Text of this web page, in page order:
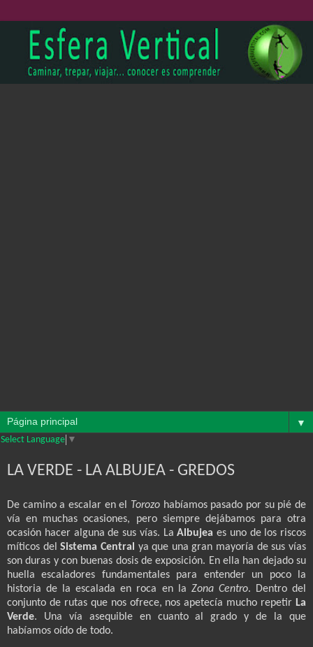
▼
Select Language ▼
LA VERDE - LA ALBUJEA - GREDOS
De camino a escalar en el Torozo habíamos pasado por su pié de
vía en muchas ocasiones, pero siempre dejábamos para otra
ocasión hacer alguna de sus vías. LaAlbujea es uno de los riscos
míticos delSistema Central
ya que una gran mayoría de sus vías
son duras y con buenas dosis de exposición. En ella han dejado su
huella escaladores fundamentales para entender un poco la
historia de la escalada en roca en
la Zona Centro. Dentro del
conjunto de rutas que nos ofrece, nos apetecía mucho repetir La
Verde. Una vía asequible en cuanto al grado y de la que
habíamos oído de todo.